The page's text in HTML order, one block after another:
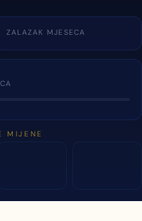
ZALAZAK MJESECA
MIJENE